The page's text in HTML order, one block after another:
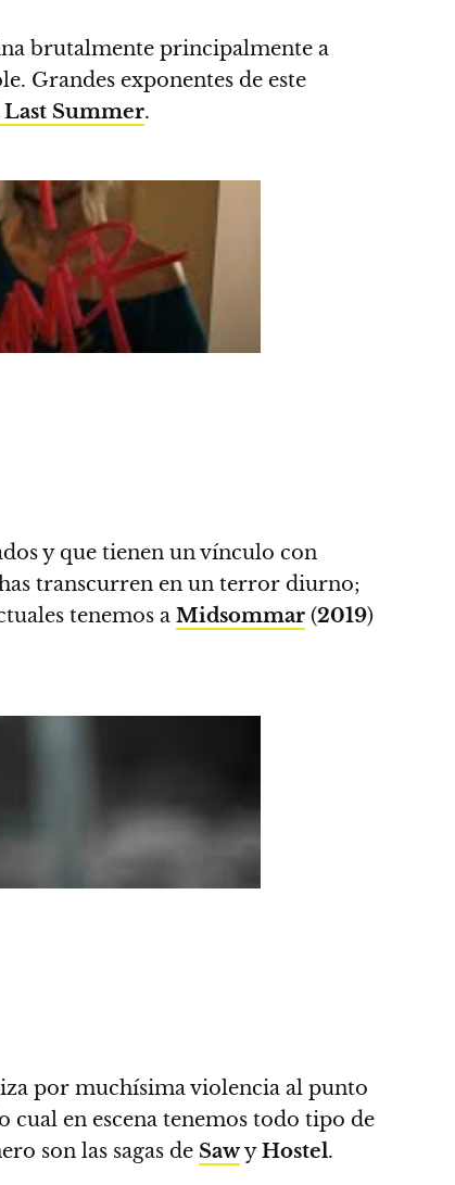
brutalmente principalmente a
Grandes exponentes de este
Summer.
y que tienen un vínculo con
transcurren en un terror diurno;
tenemos a Midsommar (2019)
por muchísima violencia al punto
cual en escena tenemos todo tipo de
son las sagas de SawyHostel.